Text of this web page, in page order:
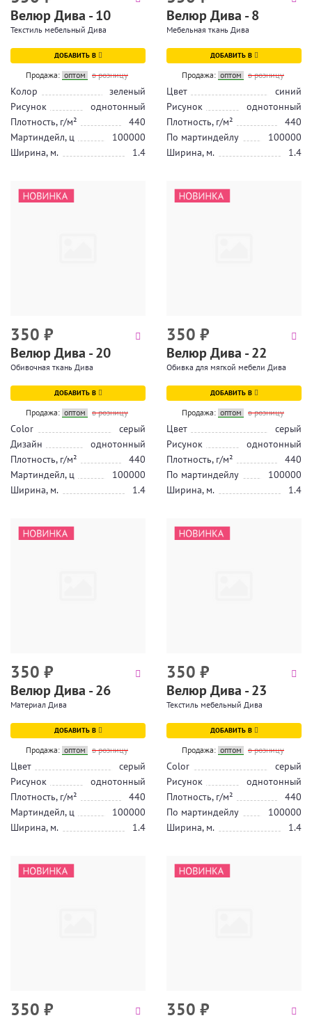
Велюр Дива - 10
Текстиль мебельный Дива
ДОБАВИТЬ В
Продажа: оптом в розницу
Колор
зеленый
Рисунок
однотонный
Плотность, г/м²
440
Мартиндейл, ц
100000
Ширина, м.
1.4
Велюр Дива - 8
Мебельная ткань Дива
ДОБАВИТЬ В
Продажа: оптом в розницу
Цвет
синий
Рисунок
однотонный
Плотность, г/м²
440
По мартиндейлу
100000
Ширина, м.
1.4
350 ₽
Велюр Дива - 20
Обивочная ткань Дива
ДОБАВИТЬ В
Продажа: оптом в розницу
Color
серый
Дизайн
однотонный
Плотность, г/м²
440
Мартиндейл, ц
100000
Ширина, м.
1.4
350 ₽
Велюр Дива - 22
Обивка для мягкой мебели Дива
ДОБАВИТЬ В
Продажа: оптом в розницу
Цвет
серый
Рисунок
однотонный
Плотность, г/м²
440
По мартиндейлу
100000
Ширина, м.
1.4
350 ₽
Велюр Дива - 26
Материал Дива
ДОБАВИТЬ В
Продажа: оптом в розницу
Цвет
серый
Рисунок
однотонный
Плотность, г/м²
440
Мартиндейл, ц
100000
Ширина, м.
1.4
350 ₽
Велюр Дива - 23
Текстиль мебельный Дива
ДОБАВИТЬ В
Продажа: оптом в розницу
Color
серый
Рисунок
однотонный
Плотность, г/м²
440
По мартиндейлу
100000
Ширина, м.
1.4
350 ₽ 350 ₽